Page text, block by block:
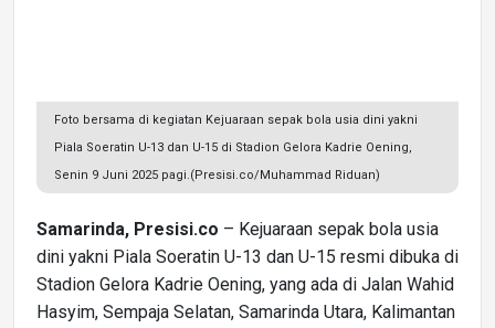
Foto bersama di kegiatan Kejuaraan sepak bola usia dini yakni
Piala Soeratin U-13 dan U-15 di Stadion Gelora Kadrie Oening,
Senin 9 Juni 2025 pagi.(Presisi.co/Muhammad Riduan)
Samarinda, Presisi.co – Kejuaraan sepak bola usia
dini yakni Piala Soeratin U-13 dan U-15 resmi dibuka di
Stadion Gelora Kadrie Oening, yang ada di Jalan Wahid
Hasyim, Sempaja Selatan, Samarinda Utara, Kalimantan